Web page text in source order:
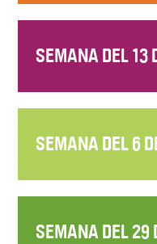
SEMANA DEL 13
SEMANA DEL 6
SEMANA DEL